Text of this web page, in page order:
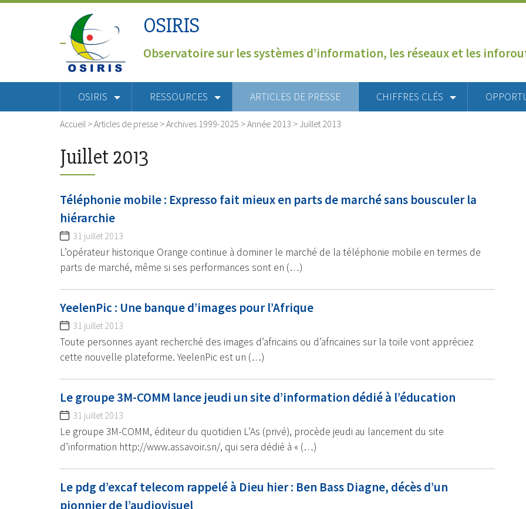
OSIRIS
Observatoire sur les systèmes d’information, les réseaux et les
OSIRIS RESSOURCES ARTICLES DE PRESSE CHIFFRES CLÉS
Accueil >Articles de presse >Archives 1999-2025 >Année 2013 > Juillet 2013
Juillet 2013
Téléphonie mobile : Expresso fait mieux en parts de marché sans bousculer la
hiérarchie
31 juillet 2013
L’opérateur historique Orange continue à dominer le marché de la téléphonie mobile en termes de
parts de marché, même si ses performances sont en (…)
YeelenPic : Une banque d’images pour l’Afrique
31 juillet 2013
Toute personnes ayant recherché des images d’africains ou d’africaines sur la toile vont appréciez
cette nouvelle plateforme. YeelenPic est un (…)
Le groupe 3M-COMM lance jeudi un site d’information dédié à l’éducation
31 juillet 2013
Le groupe 3M-COMM, éditeur du quotidien L’As (privé), procède jeudi au lancement du site
d’information http://www.assavoir.sn/, qui sera dédié à « (…)
Le pdg d’excaf telecom rappelé à Dieu hier : Ben Bass Diagne, décès d’un
pionnier de l’audiovisuel